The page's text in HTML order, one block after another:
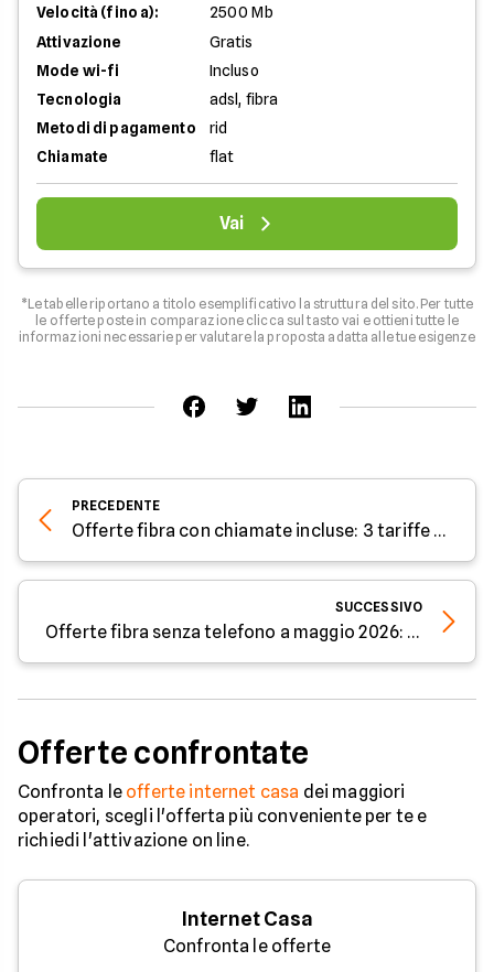
Velocità (fino a):
2500 Mb
Attivazione
Gratis
Mode wi-fi
Incluso
Tecnologia
adsl, fibra
Metodi di pagamento
rid
Chiamate
flat
Vai
*Le tabelle riportano a titolo esemplificativo la struttura del sito. Per tutte
le offerte poste in comparazione clicca sul tasto vai e ottieni tutte le
informazioni necessarie per valutare la proposta adatta alle tue esigenze
PRECEDENTE
Offerte fibra con chiamate incluse: 3 tariffe di maggio 2026
SUCCESSIVO
Offerte fibra senza telefono a maggio 2026: canoni da 22,90€/mese
Offerte confrontate
Confronta le offerte internet casa dei maggiori
operatori, scegli l'offerta più conveniente per te e
richiedi l'attivazione on line.
Internet Casa
Confronta le offerte